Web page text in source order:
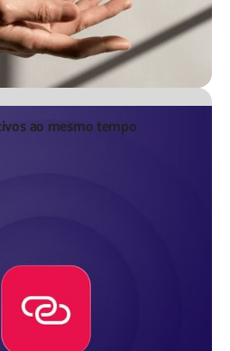
ao mesmo tempo